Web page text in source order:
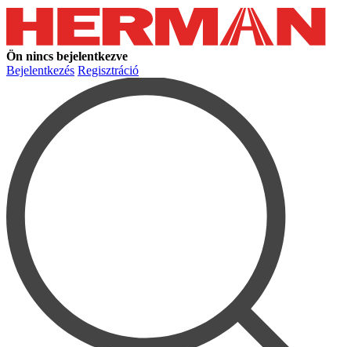
Ön nincs bejelentkezve
Bejelentkezés Regisztráció